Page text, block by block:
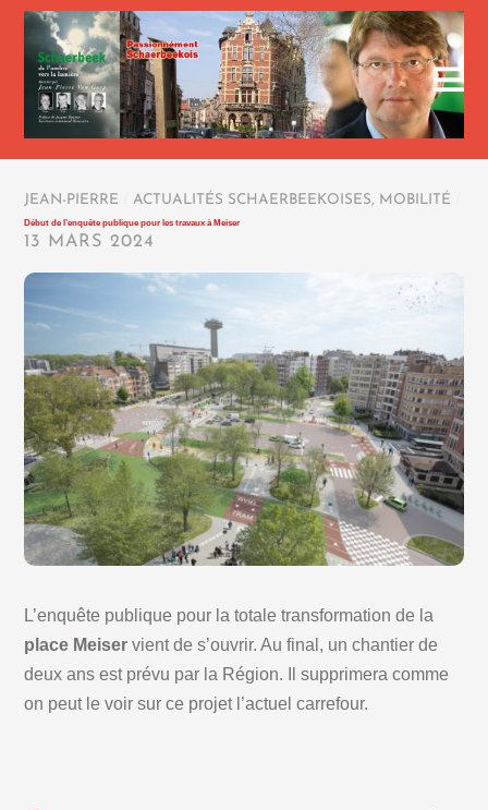
JEAN-PIERRE ACTUALITÉS SCHAERBEEKOISES, MOBILITÉ
Début de l’enquête publique pour les travaux à Meiser
13 MARS 2024
L’enquête publique pour la totale transformation de la
place Meiser vient de s’ouvrir. Au final, un chantier de
deux ans est prévu par la Région. Il supprimera comme
on peut le voir sur ce projet l’actuel carrefour.